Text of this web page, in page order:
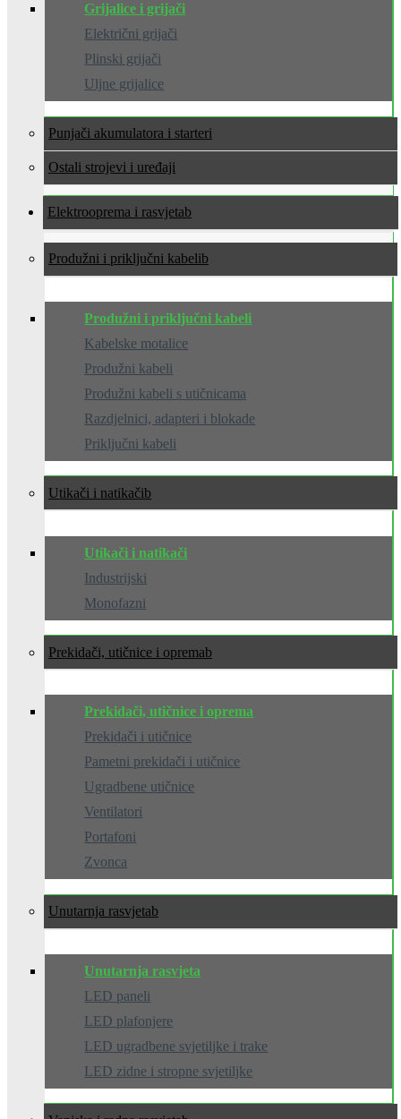
Grijalice i grijači
Električni grijači
Plinski grijači
Uljne grijalice
Punjači akumulatora i starteri
Ostali strojevi i uređaji
Elektrooprema i rasvjeta
Produžni i priključni kabeli
Produžni i priključni kabeli
Kabelske motalice
Produžni kabeli
Produžni kabeli s utičnicama
Razdjelnici, adapteri i blokade
Priključni kabeli
Utikači i natikači
Utikači i natikači
Industrijski
Monofazni
Prekidači, utičnice i oprema
Prekidači, utičnice i oprema
Prekidači i utičnice
Pametni prekidači i utičnice
Ugradbene utičnice
Ventilatori
Portafoni
Zvonca
Unutarnja rasvjeta
Unutarnja rasvjeta
LED paneli
LED plafonjere
LED ugradbene svjetiljke i trake
LED zidne i stropne svjetiljke